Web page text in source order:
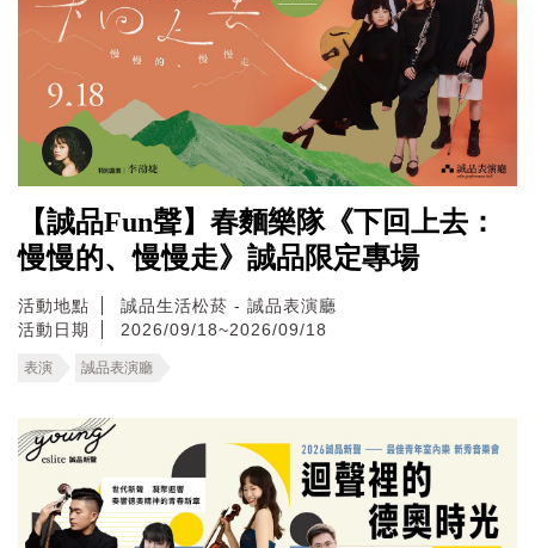
【誠品Fun聲】春麵樂隊《下回上去：
慢慢的、慢慢走》誠品限定專場
活動地點
誠品生活松菸 - 誠品表演廳
活動日期
2026/09/18~2026/09/18
表演 誠品表演廳